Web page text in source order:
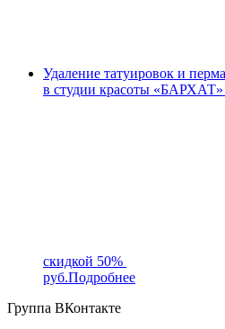
Удаление татуировок и
в студии красоты
скидкой 50%
руб.Подробнее
Группа ВКонтакте